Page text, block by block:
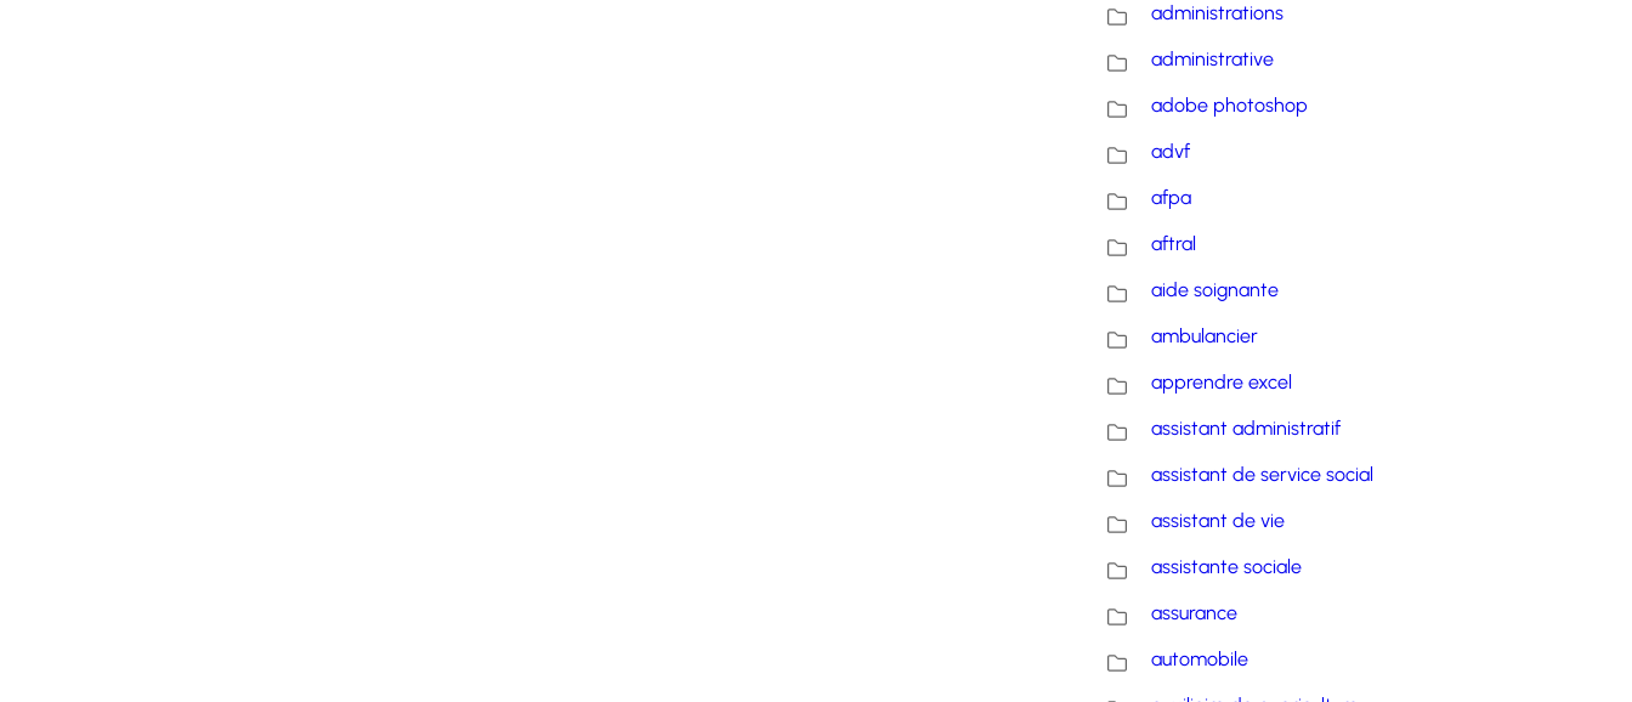
administrations
administrative
adobe photoshop
advf
afpa
aftral
aide soignante
ambulancier
apprendre excel
assistant administratif
assistant de service social
assistant de vie
assistante sociale
assurance
automobile